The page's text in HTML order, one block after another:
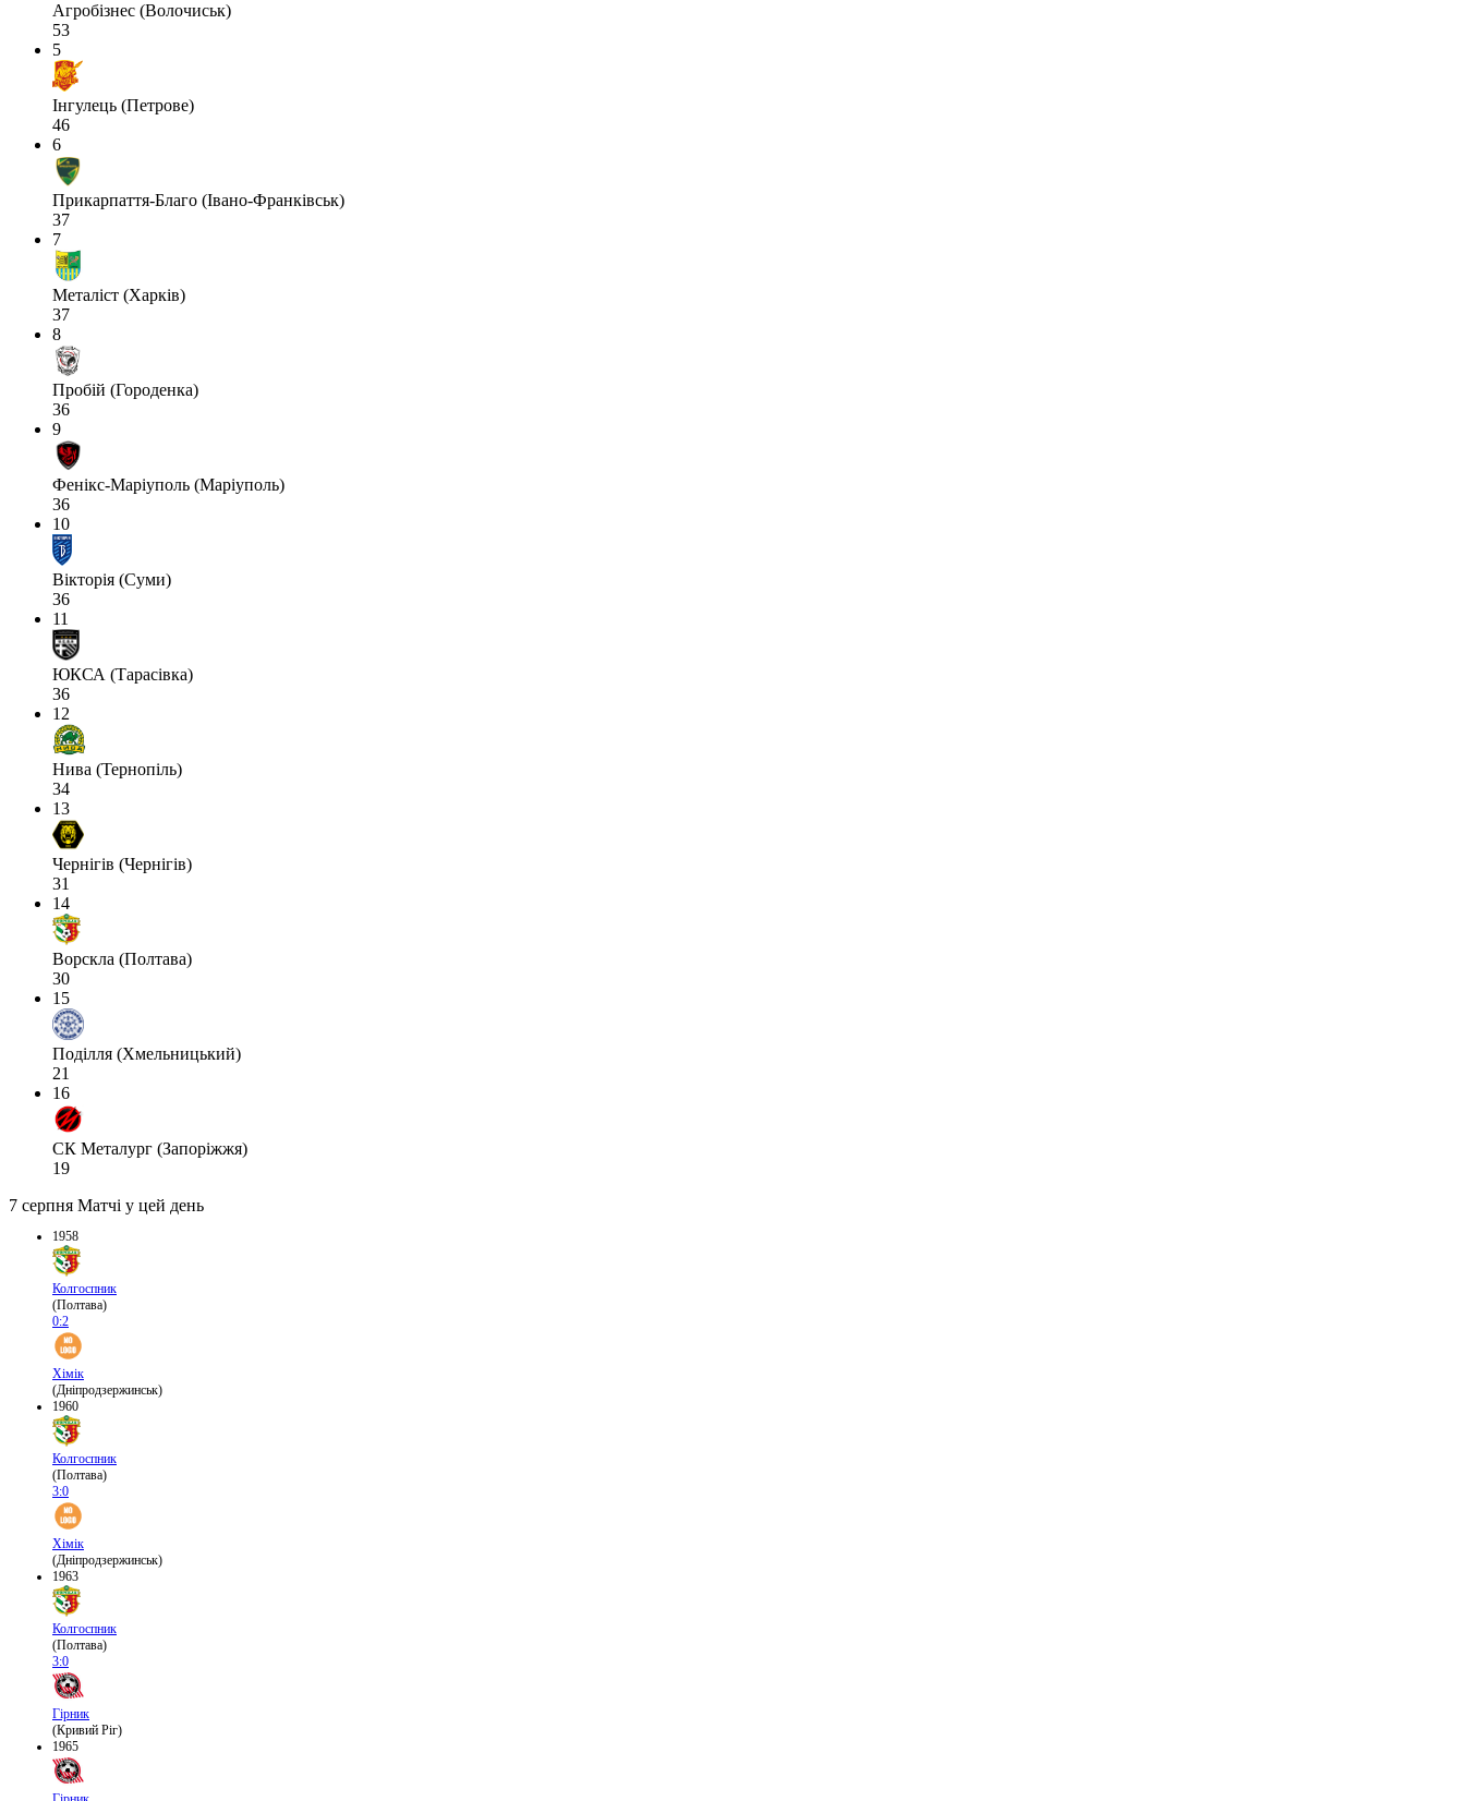
Агробізнес (Волочиськ)
53
5
Інгулець (Петрове)
46
6
Прикарпаття-Благо (Івано-Франківськ)
37
7
Металіст (Харків)
37
8
Пробій (Городенка)
36
9
Фенікс-Маріуполь (Маріуполь)
36
10
Вікторія (Суми)
36
11
ЮКСА (Тарасівка)
36
12
Нива (Тернопіль)
34
13
Чернігів (Чернігів)
31
14
Ворскла (Полтава)
30
15
Поділля (Хмельницький)
21
16
СК Металург (Запоріжжя)
19
7 серпня Матчі у цей день
1958
Колгоспник
(Полтава)
0:2
Хімік
(Дніпродзержинськ)
1960
Колгоспник
(Полтава)
3:0
Хімік
(Дніпродзержинськ)
1963
Колгоспник
(Полтава)
3:0
Гірник
(Кривий Ріг)
1965